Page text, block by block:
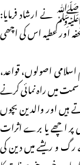
نے ارشاد فرمایا:
اور عطیہ اس کی اچھی
اصولوں، قواعد،
میں راہ نمائی کرنے
ہیں اور والدین بچوں
پر اچھے یا برے اثرات
رگ و ریشے میں دین کی